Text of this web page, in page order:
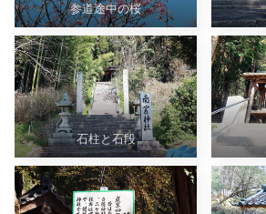
参道途中の桜
石柱と石段